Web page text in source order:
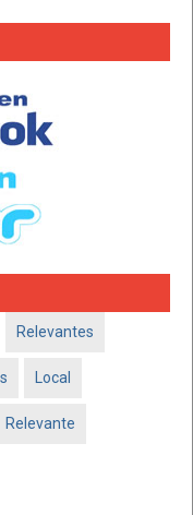
Relevantes
Local
Relevante